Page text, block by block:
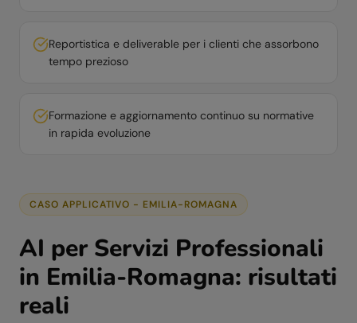
Reportistica e deliverable per i clienti che assorbono
tempo prezioso
Formazione e aggiornamento continuo su normative
in rapida evoluzione
CASO APPLICATIVO - EMILIA-ROMAGNA
AI per Servizi Professionali
in Emilia-Romagna: risultati
reali